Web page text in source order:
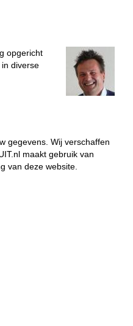
opgericht
in diverse
gegevens. Wij verschaffen
maakt gebruik van
van deze website.